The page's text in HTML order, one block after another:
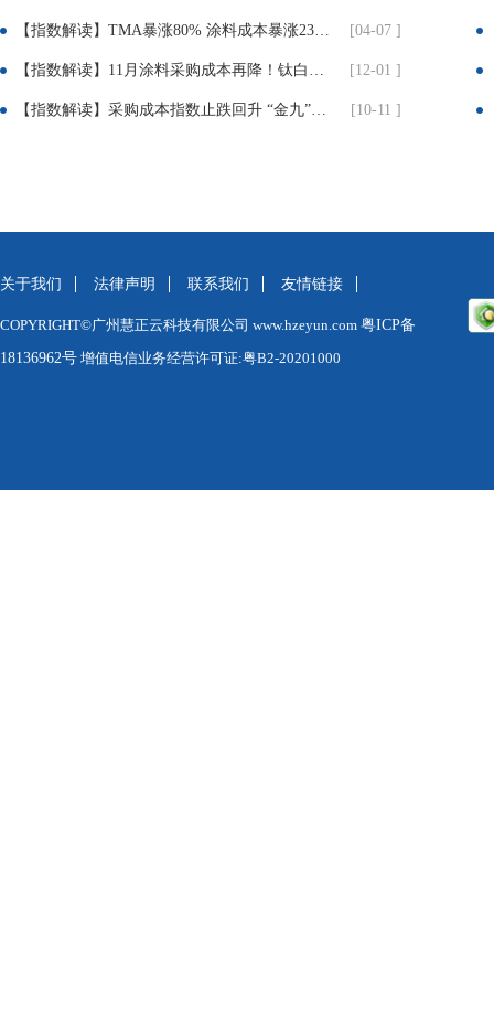
【指数解读】TMA暴涨80% 涂料成本暴涨23% 成本倒逼下 涂料企业集体提价3%-12% [04-07 ]
【指数解读】11月涂料采购成本再降！钛白粉疲软、丙烯酸暴跌近10%！ [12-01 ]
【指数解读】采购成本指数止跌回升 “金九”旺季初显积极信号 [10-11 ]
关于我们 法律声明 联系我们 友情链接
COPYRIGHT©广州慧正云科技有限公司 www.hzeyun.com 粤ICP备
18136962号 增值电信业务经营许可证:粤B2-20201000